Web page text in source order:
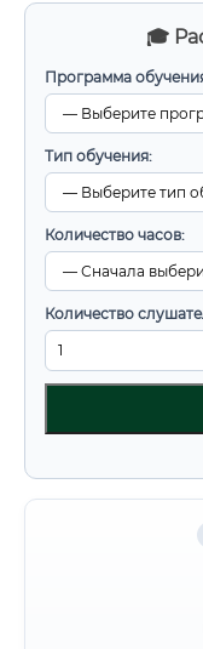
🎓
Программа
Тип обучения:
Количество часов:
Количество